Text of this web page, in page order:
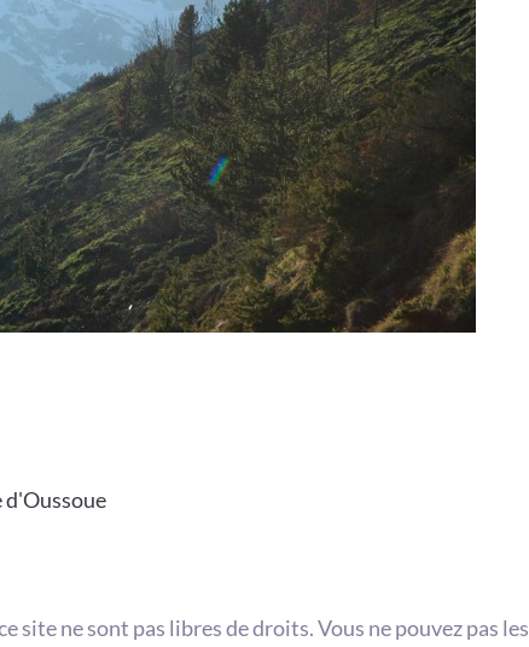
d'Oussoue
site ne sont pas libres de droits. Vous ne pouvez pas les